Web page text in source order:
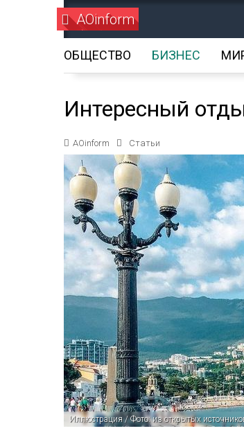
AOinform
ОБЩЕСТВО БИЗНЕС
Интересный
AOinform Статьи
Иллюстрация / Фото: из открытых